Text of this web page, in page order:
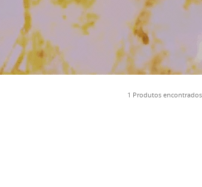
1 Produtos encontrados